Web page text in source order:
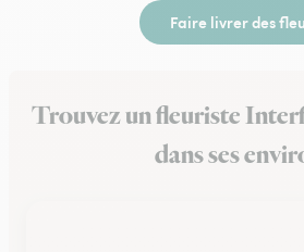
Faire livrer des
Trouvez un fleuriste
dans ses